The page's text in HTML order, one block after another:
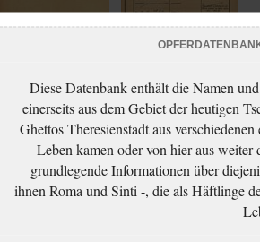
Zpráva o podání
žádosti o vydání
občanské legitimace
Munková Natalie:
Trestní řízení
Diese Datenbank enthält die Namen
einerseits aus dem Gebiet der heutigen
Ghettos Theresienstadt aus
Leben kamen oder von hier aus
grundlegende Informationen über
ihnen Roma und Sinti -, die als Häftlinge